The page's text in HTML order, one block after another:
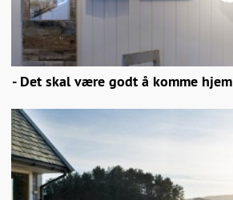
- Det skal være godt å komme hjem